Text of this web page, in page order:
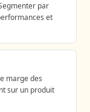
par
et
marge des
sur un produit